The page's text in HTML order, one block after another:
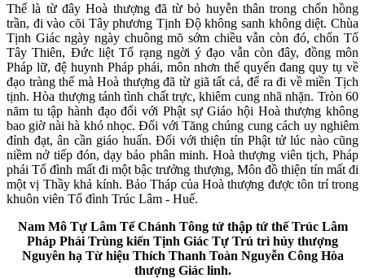
Thế là từ đây Hoà thượng đã từ bỏ huyễn thân trong chốn hồng
trần, đi vào cõi Tây phương Tịnh Độ không sanh không diệt. Chùa
Tịnh Giác ngày ngày chuông mõ sớm chiều vẫn còn đó, chốn Tổ
Tây Thiên, Đức liệt Tổ rạng ngời ý đạo vẫn còn đây, đồng môn
Pháp lữ, đệ huynh Pháp phái, môn nhơn thế quyến đang quy tụ về
đạo tràng thế mà Hoà thượng đã từ giã tất cả, để ra đi về miền Tịch
tịnh. Hòa thượng tánh tình chất trực, khiêm cung nhã nhặn. Tròn 60
năm tu tập hành đạo đối với Phật sự Giáo hội Hoà thượng không
bao giờ nài hà khó nhọc. Đối với Tăng chúng cung cách uy nghiêm
đỉnh đạt, ân cần giáo huấn. Đối với thiện tín Phật tử lúc nào cũng
niềm nở tiếp đón, dạy bảo phân minh. Hoà thượng viên tịch, Pháp
phái Tổ đình mất đi một bậc trưởng thượng, Môn đồ thiện tín mất đi
một vị Thầy khả kính. Bảo Tháp của Hoà thượng được tôn trí trong
khuôn viên Tổ đình Trúc Lâm - Huế.
Nam Mô Tự Lâm Tế Chánh Tông tứ thập tứ thế Trúc Lâm
Pháp Phái Trùng kiến Tịnh Giác Tự Trú trì húy thượng
Nguyên hạ Từ hiệu Thích Thanh Toàn Nguyễn Công Hòa
thượng Giác linh.